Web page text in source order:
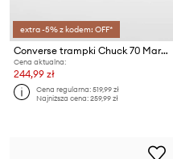
extra -5% z kodem: OFF*
Converse trampki Chuck 70 Marquis
Cena aktualna:
244,99 zł
Cena regularna:519,99 zł
Najniższa cena:259,99 zł